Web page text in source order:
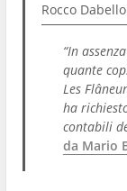
Rocco
“In
quante
Les
ha
contabili
da Mario